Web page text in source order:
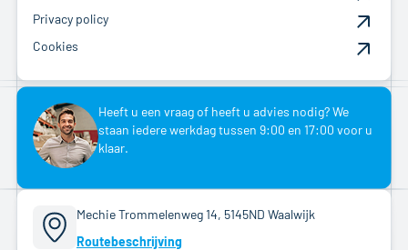
Privacy policy
Cookies
Heeft u een vraag of heeft u advies nodig? We
staan iedere werkdag tussen 9:00 en 17:00 voor u
klaar.
Mechie Trommelenweg 14, 5145ND Waalwijk
Routebeschrijving